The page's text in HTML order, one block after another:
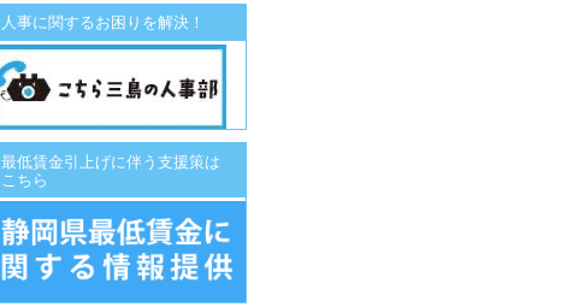
人事に関するお困りを解決！
最低賃金引上げに伴う支援策は
こちら